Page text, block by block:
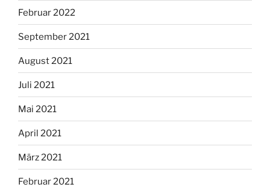
Februar 2022
September 2021
August 2021
Juli 2021
Mai 2021
April 2021
März 2021
Februar 2021